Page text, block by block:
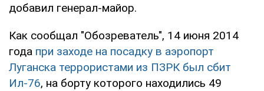
добавил генерал-майор.
Как сообщал "Обозреватель", 14 июня 2014
года при заходе на посадку в аэропорт
Луганска террористами из ПЗРК был сбит
Ил-76, на борту которого находились 49